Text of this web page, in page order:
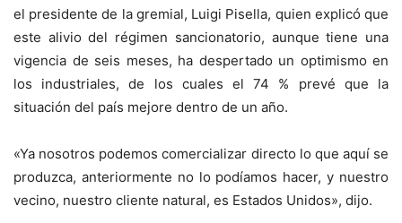
el presidente de la gremial, Luigi Pisella, quien explicó que
este alivio del régimen sancionatorio, aunque tiene una
vigencia de seis meses, ha despertado un optimismo en
los industriales, de los cuales el 74 % prevé que la
situación del país mejore dentro de un año.
«Ya nosotros podemos comercializar directo lo que aquí se
produzca, anteriormente no lo podíamos hacer, y nuestro
vecino, nuestro cliente natural, es Estados Unidos», dijo.